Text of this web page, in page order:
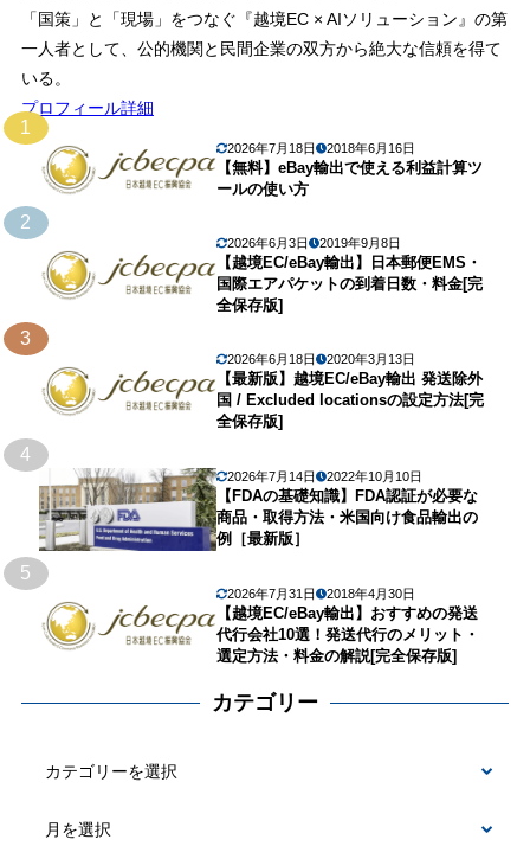
「国策」と「現場」をつなぐ『越境EC × AIソリューション』の第
一人者として、公的機関と民間企業の双方から絶大な信頼を得て
いる。
プロフィール詳細
1
2026年7月18日 2018年6月16日
【無料】eBay輸出で使える利益計算ツ
ールの使い方
2
2026年6月3日 2019年9月8日
【越境EC/eBay輸出】日本郵便EMS・
国際エアパケットの到着日数・料金[完
全保存版]
3
2026年6月18日 2020年3月13日
【最新版】越境EC/eBay輸出 発送除外
国 / Excluded locationsの設定方法[完
全保存版]
4
2026年7月14日 2022年10月10日
【FDAの基礎知識】FDA認証が必要な
商品・取得方法・米国向け食品輸出の
例［最新版］
5
2026年7月31日 2018年4月30日
【越境EC/eBay輸出】おすすめの発送
代行会社10選！発送代行のメリット・
選定方法・料金の解説[完全保存版]
カテゴリー